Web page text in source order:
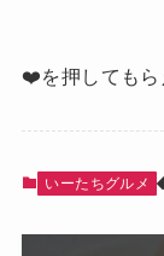
❤️を押してもら
いーたちグルメ